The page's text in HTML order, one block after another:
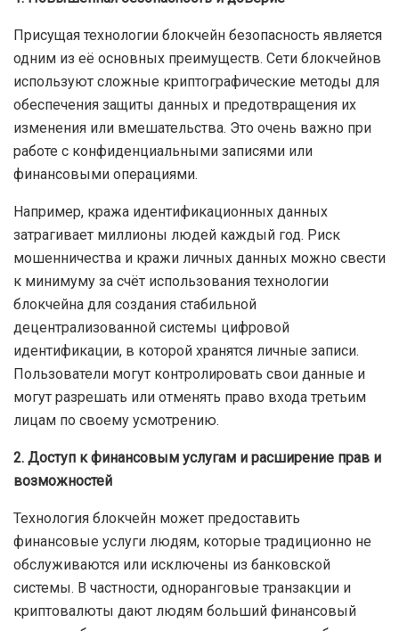
Присущая технологии блокчейн безопасность является
одним из её основных преимуществ. Сети блокчейнов
используют сложные криптографические методы для
обеспечения защиты данных и предотвращения их
изменения или вмешательства. Это очень важно при
работе с конфиденциальными записями или
финансовыми операциями.
Например, кража идентификационных данных
затрагивает миллионы людей каждый год. Риск
мошенничества и кражи личных данных можно свести
к минимуму за счёт использования технологии
блокчейна для создания стабильной
децентрализованной системы цифровой
идентификации, в которой хранятся личные записи.
Пользователи могут контролировать свои данные и
могут разрешать или отменять право входа третьим
лицам по своему усмотрению.
2. Доступ к финансовым услугам и расширение прав и
возможностей
Технология блокчейн может предоставить
финансовые услуги людям, которые традиционно не
обслуживаются или исключены из банковской
системы. В частности, одноранговые транзакции и
криптовалюты дают людям больший финансовый